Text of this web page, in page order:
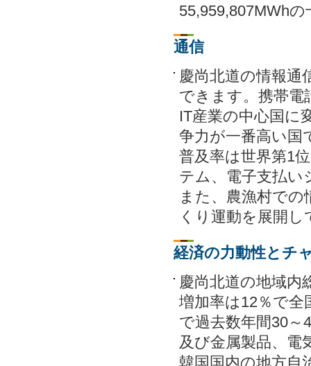
55,959,807MWh
通信
慶尚北道の情報通
できます。携帯電
IT産業の中心国に
争力が一番高い国
普及率は世界第1
テム、電子支払い
また、農漁村で
くり運動を展開し
経済の力動性とチ
慶尚北道の地域内
増加率は12％で全
で過去数年間30～
及び金属製品、電
韓国国内の地方自